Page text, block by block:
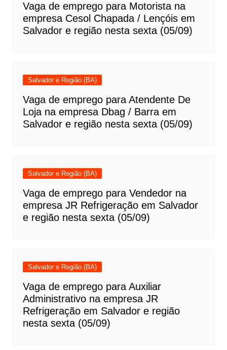
Vaga de emprego para Motorista na
empresa Cesol Chapada / Lençóis em
Salvador e região nesta sexta (05/09)
Salvador e Região (BA)
Vaga de emprego para Atendente De
Loja na empresa Dbag / Barra em
Salvador e região nesta sexta (05/09)
Salvador e Região (BA)
Vaga de emprego para Vendedor na
empresa JR Refrigeração em Salvador
e região nesta sexta (05/09)
Salvador e Região (BA)
Vaga de emprego para Auxiliar
Administrativo na empresa JR
Refrigeração em Salvador e região
nesta sexta (05/09)